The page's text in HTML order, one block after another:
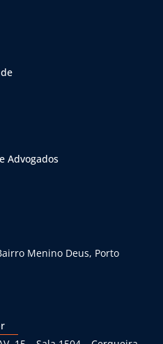
Advogados
Menino Deus, Porto